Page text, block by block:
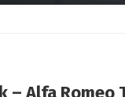
– Alfa Romeo